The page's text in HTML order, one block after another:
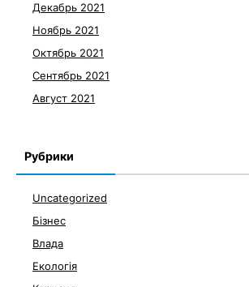
Декабрь 2021
Ноябрь 2021
Октябрь 2021
Сентябрь 2021
Август 2021
Рубрики
Uncategorized
Бізнес
Влада
Екологія